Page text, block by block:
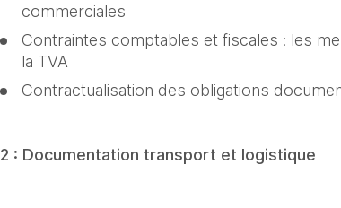
commerciales
Contraintes comptables et fiscales : les
la TVA
Contractualisation des obligations
2 : Documentation transport et logistique